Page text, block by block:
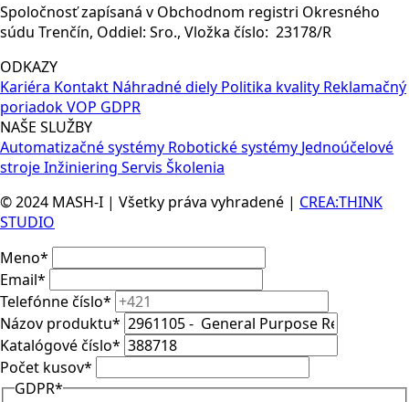
6
A
Spoločnosť zapísaná v Obchodnom registri Okresného
súdu Trenčín, Oddiel: Sro., Vložka číslo: 23178/R
ODKAZY
Kariéra Kontakt Náhradné diely Politika kvality Reklamačný
poriadokVOP GDPR
NAŠE SLUŽBY
Automatizačné systémy Robotické systémy Jednoúčelové
strojeInžiniering Servis Školenia
© 2024 MASH-I | Všetky práva vyhradené | CREA:THINK
STUDIO
Meno*
Email*
Telefónne číslo*
Názov produktu*
Katalógové číslo*
Počet kusov*
GDPR*